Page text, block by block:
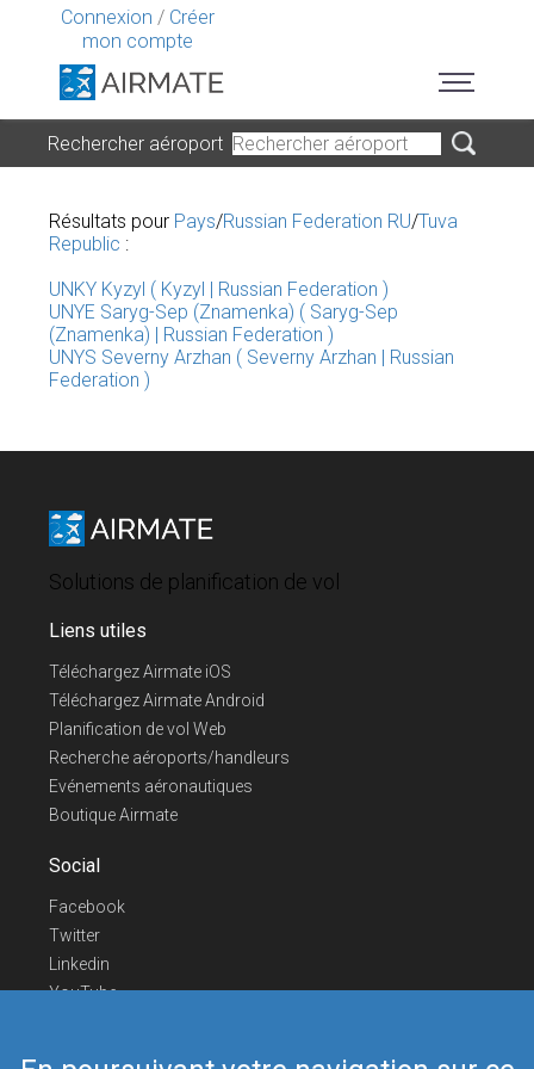
Connexion / Créer
mon compte
Rechercher aéroport
Résultats pour Pays/Russian Federation RU/Tuva
Republic :
UNKY Kyzyl ( Kyzyl | Russian Federation )
UNYE Saryg-Sep (Znamenka) ( Saryg-Sep
(Znamenka) | Russian Federation )
UNYS Severny Arzhan ( Severny Arzhan | Russian
Federation )
Solutions de planification de vol
Liens utiles
Téléchargez Airmate iOS
Téléchargez Airmate Android
Planification de vol Web
Recherche aéroports/handleurs
Evénements aéronautiques
Boutique Airmate
Social
Facebook
Twitter
Linkedin
YouTube